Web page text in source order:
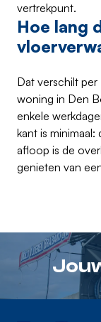
vertrekpunt.
Hoe lang
Dat verschilt
woning in Den
enkele
kant is
afloop is de
genieten van